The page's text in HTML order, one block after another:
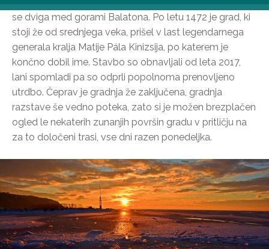
se dviga med gorami Balatona. Po letu 1472 je grad, ki
stoji že od srednjega veka, prišel v last legendarnega
generala kralja Matije Pála Kinizsija, po katerem je
končno dobil ime. Stavbo so obnavljali od leta 2017,
lani spomladi pa so odprli popolnoma prenovljeno
utrdbo. Čeprav je gradnja že zaključena, gradnja
razstave še vedno poteka, zato si je možen brezplačen
ogled le nekaterih zunanjih površin gradu v pritličju na
za to določeni trasi, vse dni razen ponedeljka.